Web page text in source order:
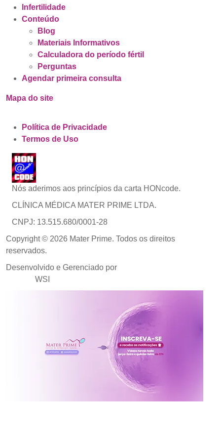
Infertilidade
Conteúdo
Blog
Materiais Informativos
Calculadora do período fértil
Perguntas
Agendar primeira consulta
Mapa do site
Política de Privacidade
Termos de Uso
Nós aderimos aos princípios da carta HONcode.
CLÍNICA MÉDICA MATER PRIME LTDA.
CNPJ: 13.515.680/0001-28
Copyright © 2026 Mater Prime. Todos os direitos
reservados.
Desenvolvido e Gerenciado por
WSI